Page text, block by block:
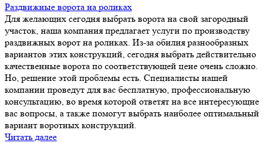
Раздвижные ворота на роликах
Для желающих сегодня выбрать ворота на свой загородный
участок, наша компания предлагает услуги по производству
раздвижных ворот на роликах. Из-за обилия разнообразных
вариантов этих конструкций, сегодня выбрать действительно
качественные ворота по соответствующей цене очень сложно.
Но, решение этой проблемы есть. Специалисты нашей
компании проведут для вас бесплатную, профессиональную
консультацию, во время которой ответят на все интересующие
вас вопросы, а также помогут выбрать наиболее оптимальный
вариант воротных конструкций.
Читать далее